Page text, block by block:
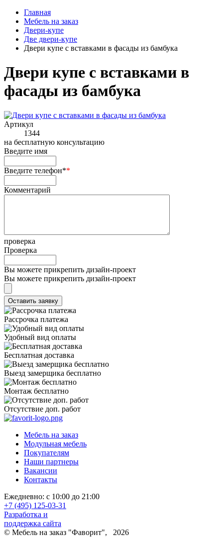
Главная
Мебель на заказ
Двери-купе
Две двери-купе
Двери купе с вставками в фасады из бамбука
Двери купе с вставками в
фасады из бамбука
Артикул
1344
на бесплатную консультацию
Введите имя
Введите телефон**
Комментарий
проверка
Проверка
Вы можете прикрепить дизайн-проект
Вы можете прикрепить дизайн-проект
Рассрочка платежа
Удобный вид оплаты
Бесплатная доставка
Выезд замерщика бесплатно
Монтаж бесплатно
Отсутствие доп. работ
Мебель на заказ
Модульная мебель
Покупателям
Наши партнеры
Вакансии
Контакты
Ежедневно: с 10:00 до 21:00
+7 (495) 125-03-31
Разработка и
поддержка сайта
© Мебель на заказ "Фаворит", 2026